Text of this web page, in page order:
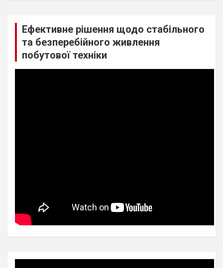
Ефективне рішення щодо стабільного
та безперебійного живлення
побутової техніки